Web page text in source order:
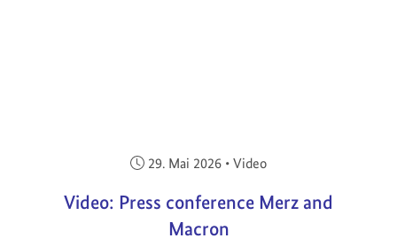
Veröffentlicht am:
29. Mai 2026 • Video
Video: Press conference Merz and
Macron